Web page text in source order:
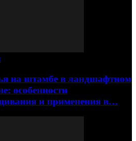
на штамбе в ландшафтном
особенности
и применения в…